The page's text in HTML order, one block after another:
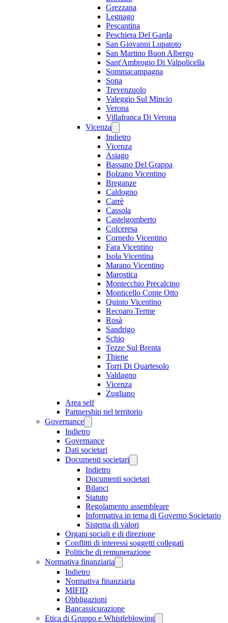
Grezzana
Legnago
Pescantina
Peschiera Del Garda
San Giovanni Lupatoto
San Martino Buon Albergo
Sant'Ambrogio Di Valpolicella
Sommacampagna
Sona
Trevenzuolo
Valeggio Sul Mincio
Verona
Villafranca Di Verona
Vicenza
Indietro
Vicenza
Asiago
Bassano Del Grappa
Bolzano Vicentino
Breganze
Caldogno
Carrè
Cassola
Castelgomberto
Colceresa
Cornedo Vicentino
Fara Vicentino
Isola Vicentina
Marano Vicentino
Marostica
Montecchio Precalcino
Monticello Conte Otto
Quinto Vicentino
Recoaro Terme
Rosà
Sandrigo
Schio
Tezze Sul Brenta
Thiene
Torri Di Quartesolo
Valdagno
Vicenza
Zugliano
Area self
Partnership nel territorio
Governance
Indietro
Governance
Dati societari
Documenti societari
Indietro
Documenti societari
Bilanci
Statuto
Regolamento assembleare
Informativa in tema di Governo Societario
Sistema di valori
Organi sociali e di direzione
Conflitti di interessi soggetti collegati
Politiche di remunerazione
Normativa finanziaria
Indietro
Normativa finanziaria
MIFID
Obbligazioni
Bancassicurazione
Etica di Gruppo e Whistleblowing